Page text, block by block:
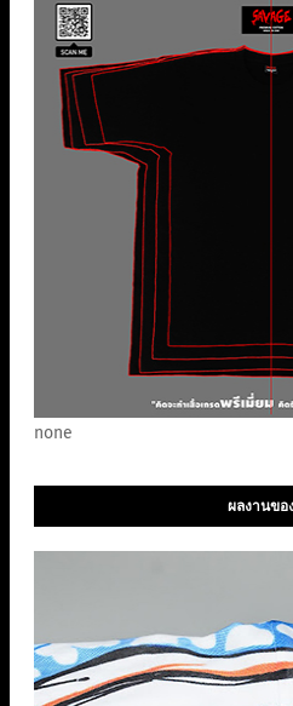
none
ผลงานขอ